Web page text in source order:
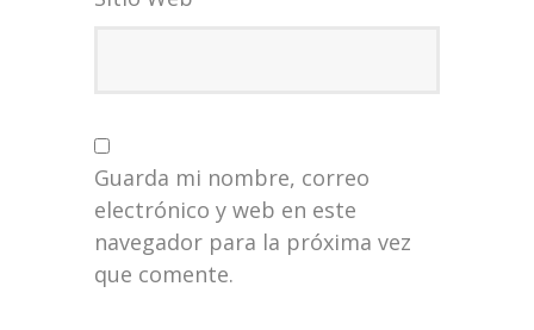
Guarda mi nombre, correo
electrónico y web en este
navegador para la próxima vez
que comente.